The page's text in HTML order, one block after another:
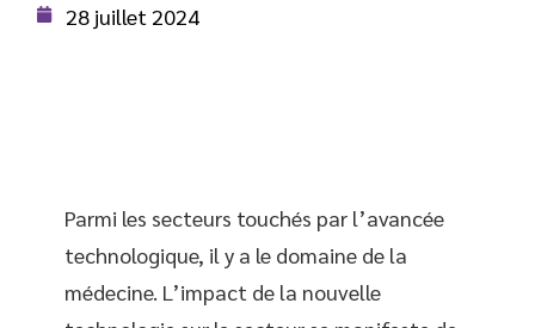
28 juillet 2024
Parmi les secteurs touchés par l’avancée
technologique, il y a le domaine de la
médecine. L’impact de la nouvelle